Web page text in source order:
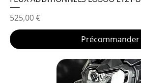
Prix
525,00 €
Précommander